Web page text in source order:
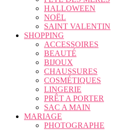
HALLOWEEN
NOËL
SAINT VALENTIN
SHOPPING
ACCESSOIRES
BEAUTÉ
BIJOUX
CHAUSSURES
COSMÉTIQUES
LINGERIE
PRÊT A PORTER
SAC A MAIN
MARIAGE
PHOTOGRAPHE